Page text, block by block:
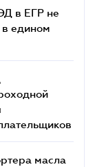
в ЕГР не
в едином
масла